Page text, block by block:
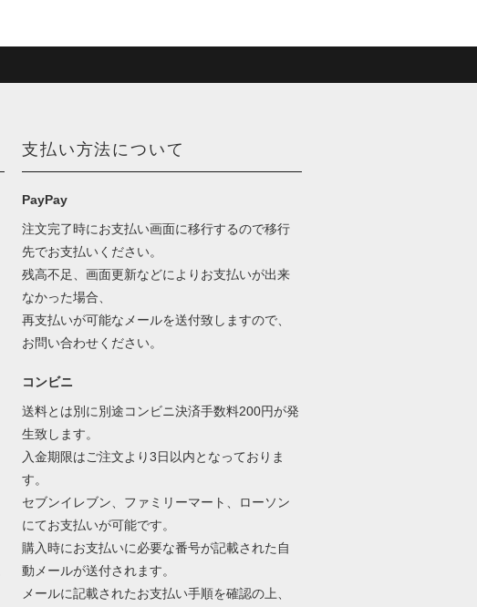
支払い方法について
PayPay
注文完了時にお支払い画面に移行するので移行
先でお支払いください。
残高不足、画面更新などによりお支払いが出来
なかった場合、
再支払いが可能なメールを送付致しますので、
お問い合わせください。
コンビニ
送料とは別に別途コンビニ決済手数料200円が発
生致します。
入金期限はご注文より3日以内となっておりま
す。
セブンイレブン、ファミリーマート、ローソン
にてお支払いが可能です。
購入時にお支払いに必要な番号が記載された自
動メールが送付されます。
メールに記載されたお支払い手順を確認の上、